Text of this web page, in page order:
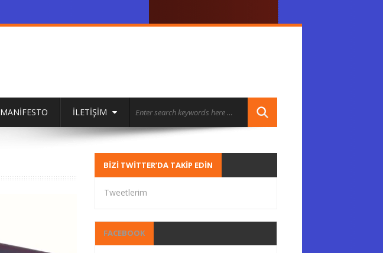
MANİFESTO İLETİŞİM
BIZI TWITTER’DA TAKIP EDIN
Tweetlerim
FACEBOOK